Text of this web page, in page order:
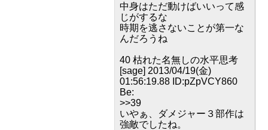
中身はただ動けばいいって感
じがするな
時期を逃さないことが第一な
んだろうね
40 枯れた名無しの水平思考
[sage] 2013/04/19(金)
01:56:19.88 ID:pZpVCY860
Be:
>>39
いやぁ、ダメジャー３部作は
強敵でしたね。